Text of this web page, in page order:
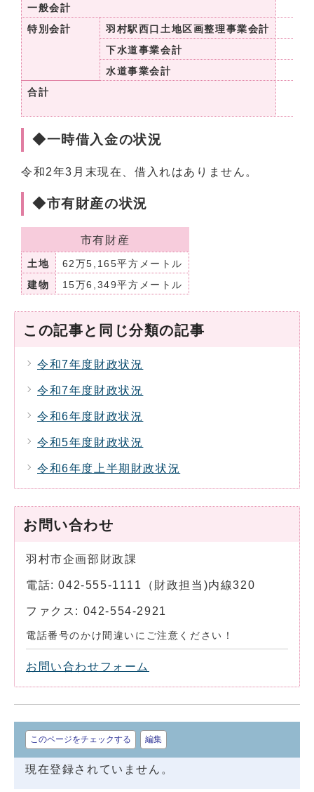
一般会計
特別会計
羽村駅西口土地区画整理事業会計
下水道事業会計
水道事業会計
合計
◆一時借入金の状況
令和2年3月末現在、借入れはありません。
◆市有財産の状況
市有財産
土地
62万5,165平方メートル
建物
15万6,349平方メートル
この記事と同じ分類の記事
令和7年度財政状況
令和7年度財政状況
令和6年度財政状況
令和5年度財政状況
令和6年度上半期財政状況
お問い合わせ
羽村市企画部財政課
電話: 042-555-1111（財政担当)内線320
ファクス: 042-554-2921
電話番号のかけ間違いにご注意ください！
お問い合わせフォーム
このページをチェックする 編集
現在登録されていません。